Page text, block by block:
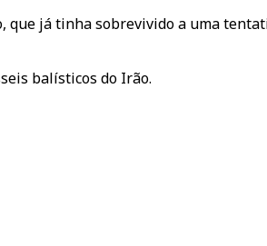
já tinha sobrevivido a uma
balísticos do Irão.